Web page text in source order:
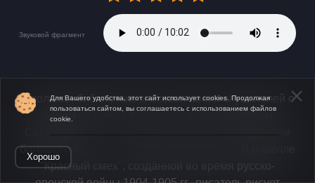
Звуковой фрагмент
Школьная библиотека знакомит своих слушателей с
одним из самых известных представителем
большого таланта Леонидом Андреевым. В новелле
"Красный смех", созданной во время русско-
Для Вашего удобства, этот сайт использует cookies. Продолжая
пользоваться сайтом, вы соглашаетесь с использованием файлов
cookie.
Хорошо